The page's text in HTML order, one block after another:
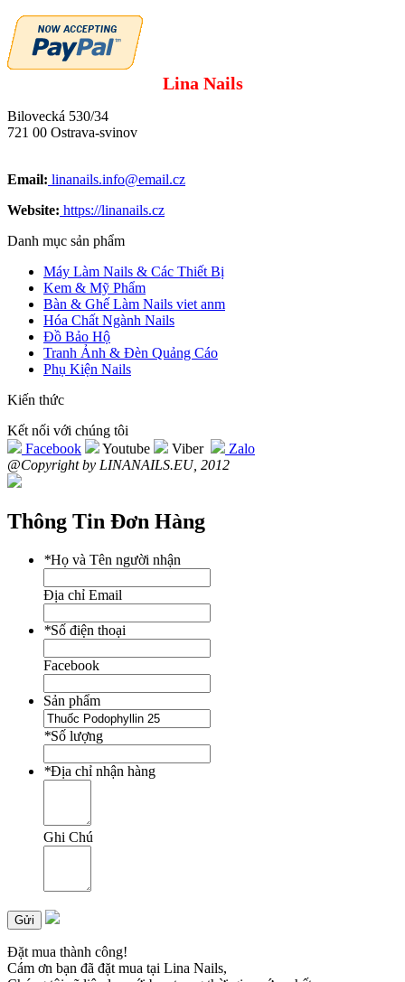
Lina Nails
Bilovecká 530/34
721 00 Ostrava-svinov
Email: linanails.info@email.cz
Website: https://linanails.cz
Danh mục sản phẩm
Máy Làm Nails & Các Thiết Bị
Kem & Mỹ Phẩm
Bàn & Ghế Làm Nails viet anm
Hóa Chất Ngành Nails
Đồ Bảo Hộ
Tranh Ảnh & Đèn Quảng Cáo
Phụ Kiện Nails
Kiến thức
Kết nối với chúng tôi
Facebook
Youtube Viber
Zalo
@Copyright by LINANAILS.EU, 2012
Thông Tin Đơn Hàng
*Họ và Tên người nhận
Địa chỉ Email
*Số điện thoại
Facebook
Sản phẩm
*Số lượng
*Địa chỉ nhận hàng
Ghi Chú
Gửi
Đặt mua thành công!
Cám ơn bạn đã đặt mua tại Lina Nails,